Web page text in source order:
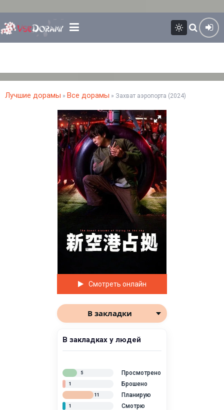
Лучшие дорамы » Все дорамы » Захват аэропорта (2024)
Смотреть онлайн
В закладки
В закладках у людей
Просмотрено
5
Брошено
1
Планирую
11
Смотрю
1